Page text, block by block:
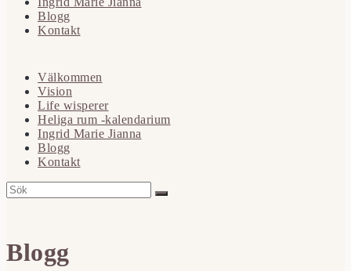
Blogg
Kontakt
Välkommen
Vision
Life wisperer
Heliga rum -kalendarium
Ingrid Marie Jianna
Blogg
Kontakt
Blogg